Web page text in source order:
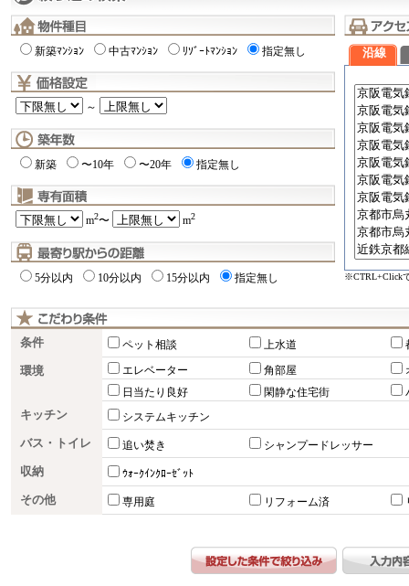
新築ﾏﾝｼｮﾝ 中古ﾏﾝｼｮﾝ ﾘｿﾞｰﾄﾏﾝｼｮﾝ 指定無し
～
新築 〜10年 〜20年 指定無し
m2〜 m2
5分以内 10分以内 15分以内 指定無し
沿線
※CTRL+Click
条件 ペット相談 上水道
環境 エレベーター 角部屋
日当たり良好
閑静な住宅街
キッチン システムキッチン
バス・トイレ 追い焚き シャンプードレッサー
収納 ｳｫｰｸｲﾝｸﾛｰｾﾞｯﾄ
その他 専用庭 リフォーム済